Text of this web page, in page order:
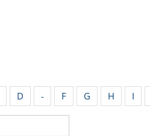
D - F G H I